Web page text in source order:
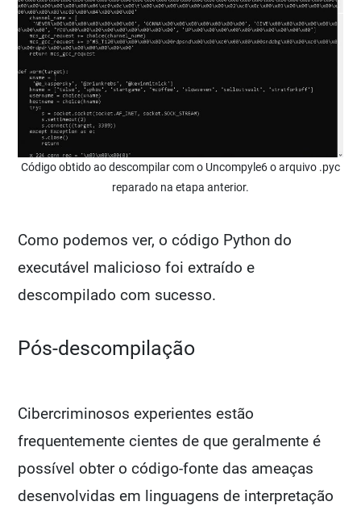
Código obtido ao descompilar com o Uncompyle6 o arquivo .pyc
reparado na etapa anterior.
Como podemos ver, o código Python do
executável malicioso foi extraído e
descompilado com sucesso.
Pós-descompilação
Cibercriminosos experientes estão
frequentemente cientes de que geralmente é
possível obter o código-fonte das ameaças
desenvolvidas em linguagens de interpretação